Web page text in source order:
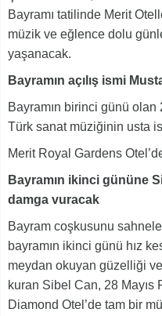
Bayramı tatilinde Merit
müzik ve eğlence dolu
yaşanacak.
Bayramın açılış ismi
Bayramın birinci günü olan
Türk sanat müziğinin usta
Merit Royal Gardens
Bayramın ikinci gününe
damga vuracak
Bayram coşkusunu
bayramın ikinci günü hız
meydan okuyan güzelliği
kuran Sibel Can, 28 Mayıs
Diamond Otel’de tam bir